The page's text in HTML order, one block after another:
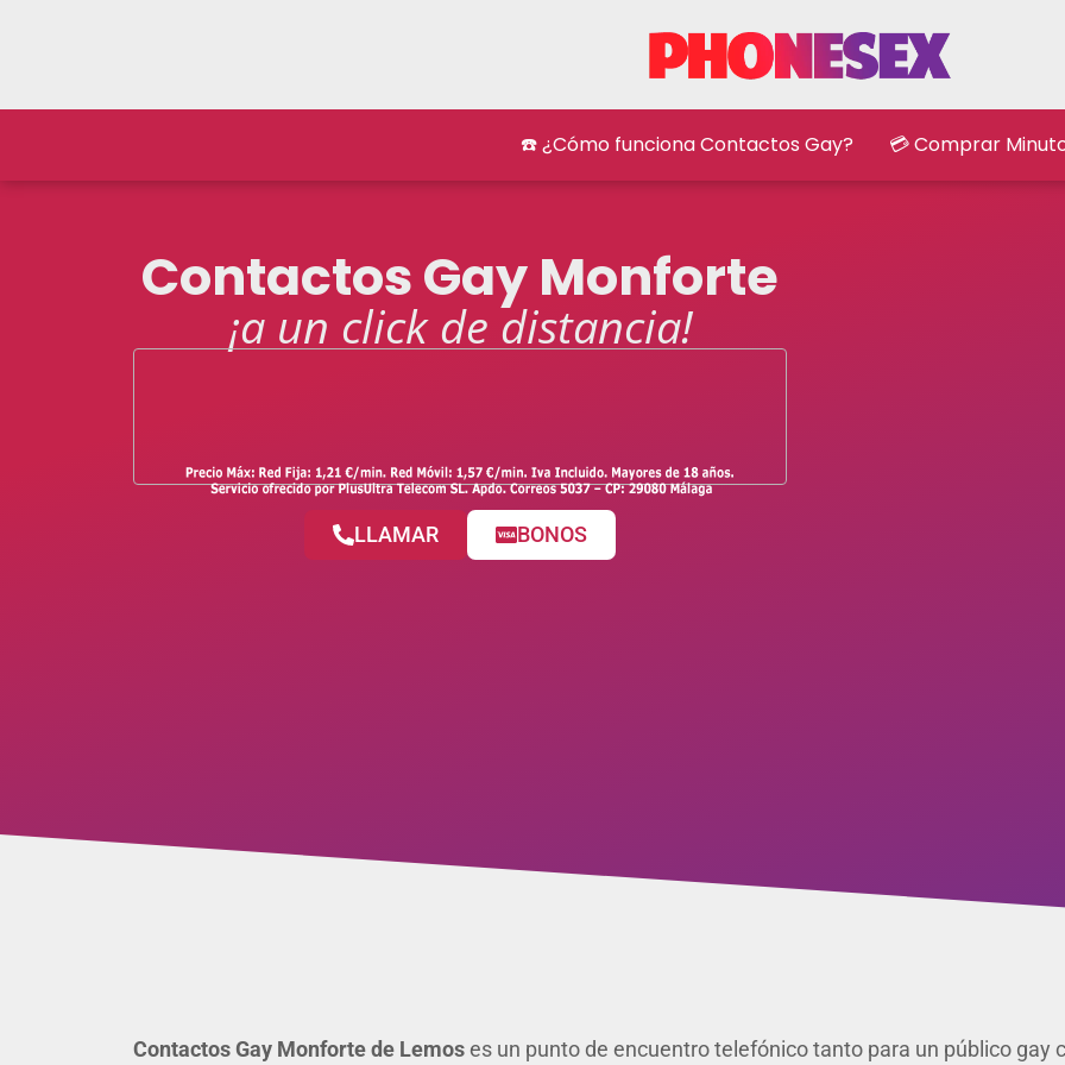
☎️ ¿Cómo funciona Contactos Gay? 💳 Comprar
Contactos Gay Monforte
¡a un click de distancia!
LLAMAR BONOS
Contactos Gay Monforte de Lemoses un punto de encuentro telefónico tanto para un público gay